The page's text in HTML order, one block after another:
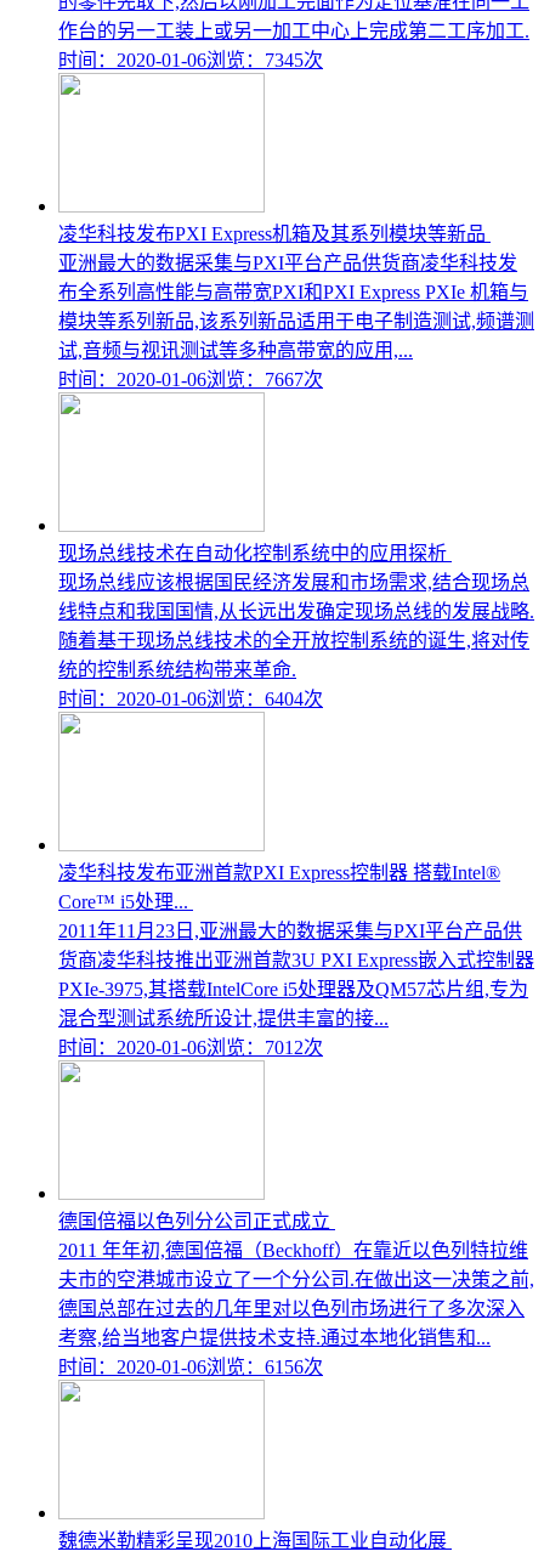
作台的另一工装上或另一加工中心上完成第二工序加工.
时间：2020-01-06浏览：7345次
凌华科技发布PXI Express机箱及其系列模块等新品
亚洲最大的数据采集与PXI平台产品供货商凌华科技发
布全系列高性能与高带宽PXI和PXI Express PXIe 机箱与
模块等系列新品,该系列新品适用于电子制造测试,频谱测
试,音频与视讯测试等多种高带宽的应用,...
时间：2020-01-06浏览：7667次
现场总线技术在自动化控制系统中的应用探析
现场总线应该根据国民经济发展和市场需求,结合现场总
线特点和我国国情,从长远出发确定现场总线的发展战略.
随着基于现场总线技术的全开放控制系统的诞生,将对传
统的控制系统结构带来革命.
时间：2020-01-06浏览：6404次
凌华科技发布亚洲首款PXI Express控制器 搭载Intel®
Core™ i5处理...
2011年11月23日,亚洲最大的数据采集与PXI平台产品供
货商凌华科技推出亚洲首款3U PXI Express嵌入式控制器
PXIe-3975,其搭载IntelCore i5处理器及QM57芯片组,专为
混合型测试系统所设计,提供丰富的接...
时间：2020-01-06浏览：7012次
德国倍福以色列分公司正式成立
2011 年年初,德国倍福（Beckhoff）在靠近以色列特拉维
夫市的空港城市设立了一个分公司.在做出这一决策之前,
德国总部在过去的几年里对以色列市场进行了多次深入
考察,给当地客户提供技术支持.通过本地化销售和...
时间：2020-01-06浏览：6156次
魏德米勒精彩呈现2010上海国际工业自动化展